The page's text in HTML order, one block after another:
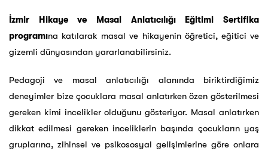
İzmir Hikaye ve Masal Anlatıcılığı Eğitimi Sertifika
programına katılarak masal ve hikayenin öğretici, eğitici ve
gizemli dünyasından yararlanabilirsiniz.
Pedagoji ve masal anlatıcılığı alanında biriktirdiğimiz
deneyimler bize çocuklara masal anlatırken özen gösterilmesi
gereken kimi incelikler olduğunu gösteriyor. Masal anlatırken
dikkat edilmesi gereken inceliklerin başında çocukların yaş
gruplarına, zihinsel ve psikososyal gelişimlerine göre onlara